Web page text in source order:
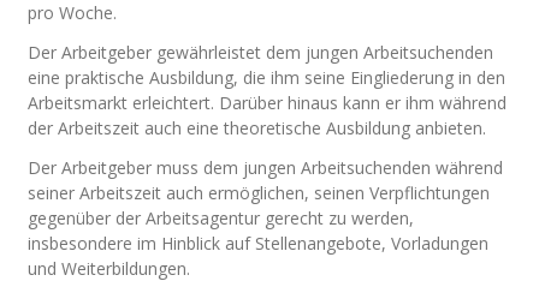
pro Woche.
Der Arbeitgeber gewährleistet dem jungen Arbeitsuchenden
eine praktische Ausbildung, die ihm seine Eingliederung in den
Arbeitsmarkt erleichtert. Darüber hinaus kann er ihm während
der Arbeitszeit auch eine theoretische Ausbildung anbieten.
Der Arbeitgeber muss dem jungen Arbeitsuchenden während
seiner Arbeitszeit auch ermöglichen, seinen Verpflichtungen
gegenüber der Arbeitsagentur gerecht zu werden,
insbesondere im Hinblick auf Stellenangebote, Vorladungen
und Weiterbildungen.